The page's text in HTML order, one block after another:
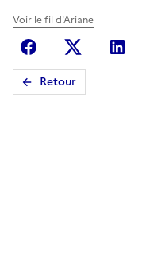
Voir le fil d'Ariane
FacebookX
Retour